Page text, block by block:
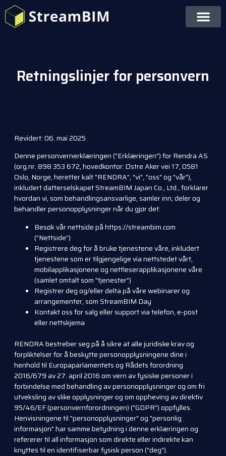
Retningslinjer for personvern
Revidert: 06. mai 2025
Denne personvernerklæringen ("Erklæringen") for Rendra AS
(org.nr. 898 353 672, hovedkontor: Østre Aker vei 17, 0581
Oslo, Norge, heretter kalt "RENDRA", "vi", "oss" og "vår"),
inkludert datterselskapet StreamBIM Japan Co., Ltd., forklarer
hvordan vi, som behandlingsansvarlige, samler inn, deler og
behandler personopplysninger når du gjør det:
Besøk vår nettside på https://streambim.com
(“Nettside”)
Registrere deg for å bruke tjenestene våre, inkludert
tjenestene som er tilgjengelige via nettstedet vårt,
mobilapplikasjonene og nettleserapplikasjonene våre
(samlet omtalt som "tjenester")
Registrer deg og/eller delta på våre webinarer og
arrangementer, som StreamBIM Day
Kontakt oss for salg eller support via telefon, e-post
eller nettskjema
RENDRA bestreber seg på å sikre at alle juridiske krav og
forpliktelser for å beskytte personopplysningene dine i
henhold til Europaparlamentets og Rådets forordning
2016/679 av 27. april 2016 om vern av fysiske personer i
forbindelse med behandling av personopplysninger og om fri
utveksling av slike opplysninger og om oppheving av direktiv
95/46/EF (personvernforordningen) ("GDPR") oppfylles.
Henvisningene til "personopplysninger" og "personlig
informasjon" har samme betydning i denne erklæringen og
refererer til all informasjon som direkte eller indirekte kan
knyttes til en identifiserbar fysisk person ("deg").